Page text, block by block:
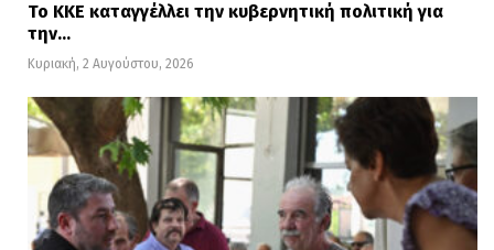
Το ΚΚΕ καταγγέλλει την κυβερνητική πολιτική για
την…
Κυριακή, 2 Αυγούστου, 2026